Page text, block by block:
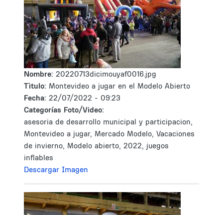
Nombre: 20220713dicimouyaf0016.jpg
Tìtulo: Montevideo a jugar en el Modelo Abierto
Fecha: 22/07/2022 - 09:23
Categorías Foto/Video:
asesoria de desarrollo municipal y participacion,
Montevideo a jugar, Mercado Modelo, Vacaciones
de invierno, Modelo abierto, 2022, juegos
inflables
Descargar Imagen